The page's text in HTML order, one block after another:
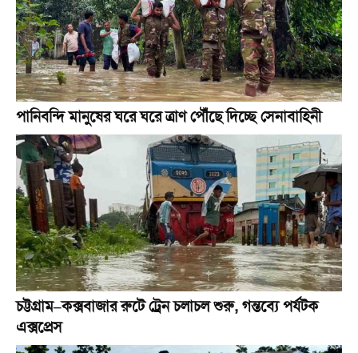
পানিবন্দি মানুষের ঘরে ঘরে ত্রাণ পৌঁছে দিচ্ছে সেনাবাহিনী
চট্টগ্রাম–কক্সবাজার রুটে ট্রেন চলাচল শুরু, গন্তব্যে পর্যটক
এক্সপ্রেস